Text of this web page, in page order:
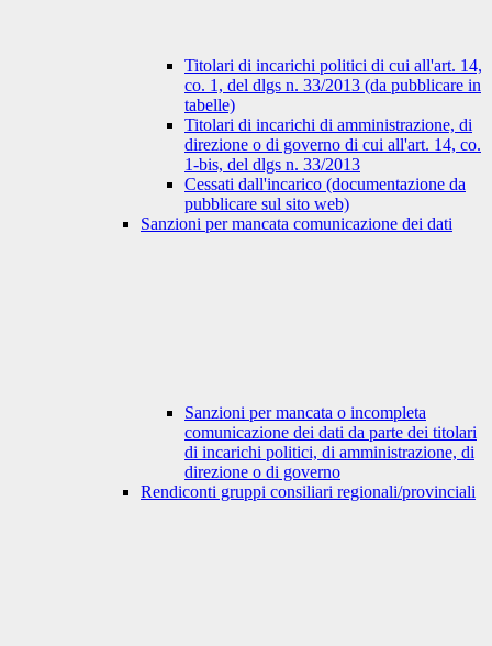
Titolari di incarichi politici di cui all'art. 14,
co. 1, del dlgs n. 33/2013 (da pubblicare in
tabelle)
Titolari di incarichi di amministrazione, di
direzione o di governo di cui all'art. 14, co.
1-bis, del dlgs n. 33/2013
Cessati dall'incarico (documentazione da
pubblicare sul sito web)
Sanzioni per mancata comunicazione dei dati
Sanzioni per mancata o incompleta
comunicazione dei dati da parte dei titolari
di incarichi politici, di amministrazione, di
direzione o di governo
Rendiconti gruppi consiliari regionali/provinciali